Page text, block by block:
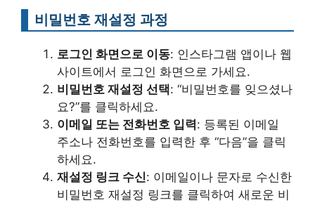
비밀번호 재설정 과정
로그인 화면으로 이동: 인스타그램 앱이나 웹
사이트에서 로그인 화면으로 가세요.
비밀번호 재설정 선택: “비밀번호를 잊으셨나
요?”를 클릭하세요.
이메일 또는 전화번호 입력: 등록된 이메일
주소나 전화번호를 입력한 후 “다음”을 클릭
하세요.
재설정 링크 수신: 이메일이나 문자로 수신한
비밀번호 재설정 링크를 클릭하여 새로운 비